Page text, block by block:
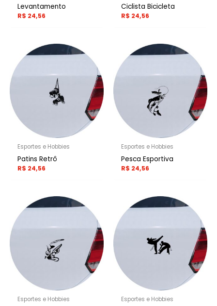
Levantamento
R$ 24,56
Ciclista Bicicleta
R$ 24,56
Esportes e Hobbies
Patins Retrô
R$ 24,56
Esportes e Hobbies
Pesca Esportiva
R$ 24,56
Esportes e Hobbies Esportes e Hobbies